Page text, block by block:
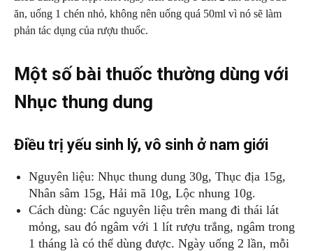
ăn, uống 1 chén nhỏ, không nên uống quá 50ml vì nó sẽ làm
phản tác dụng của rượu thuốc.
Một số bài thuốc thường dùng với
Nhục thung dung
Điều trị yếu sinh lý, vô sinh ở nam giới
Nguyên liệu: Nhục thung dung 30g, Thục địa 15g,
Nhân sâm 15g, Hải mã 10g, Lộc nhung 10g.
Cách dùng: Các nguyên liệu trên mang đi thái lát
mỏng, sau đó ngâm với 1 lít rượu trắng, ngâm trong
1 tháng là có thể dùng được. Ngày uống 2 lần, mỗi